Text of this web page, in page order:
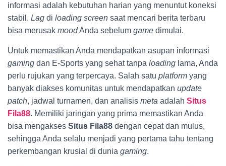
informasi adalah kebutuhan harian yang menuntut koneksi
stabil. Lag di loading screen saat mencari berita terbaru
bisa merusak moodAnda sebelum game dimulai.
Untuk memastikan Anda mendapatkan asupan informasi
gaming dan E-Sports yang sehat tanpa loading lama, Anda
perlu rujukan yang terpercaya. Salah satu platform yang
banyak diakses komunitas untuk mendapatkan update
patch, jadwal turnamen, dan analisis meta adalah Situs
Fila88. Memiliki jaringan yang prima memastikan Anda
bisa mengakses Situs Fila88 dengan cepat dan mulus,
sehingga Anda selalu menjadi yang pertama tahu tentang
perkembangan krusial di dunia gaming.